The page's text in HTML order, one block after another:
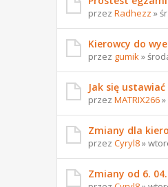
przez Radhezz »
Kierowcy do
przez gumik »
Jak się
przez MATRIX266
Zmiany dla
przez Cyryl8»
Zmiany od 6.